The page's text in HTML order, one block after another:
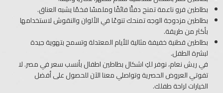
بطاطين فرو ناعمة تمنح دفئًا فائقًا وملمسًا فخمًا يشبه العناق.
بطاطين مزدوجة الوجه تمنحك تنوعًا في الألوان والنقوش لاستخدامها
بأكثر من طريقة.
بطاطين قطنية خفيفة مثالية للأيام المعتدلة وتسمح بتهوية جيدة
لبشرة الطفل.
في ريش نعام، نوفر لكِ اشكال بطاطين اطفال​ بأنسب سعر في مصر. لا
تفوتي العروض الحصرية وتواصلي معنا الآن للحصول على أفضل
الخيارات لراحة طفلك.